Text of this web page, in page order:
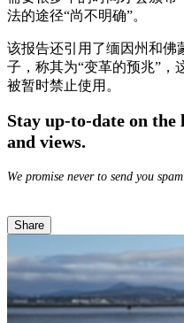
法的途径“尚不明确”。
该报告还引用了缅因州和佛
子，称其为“变革的预兆”，
被暂时禁止使用。
Stay up-to-date on
and views.
We promise never to send you
Share